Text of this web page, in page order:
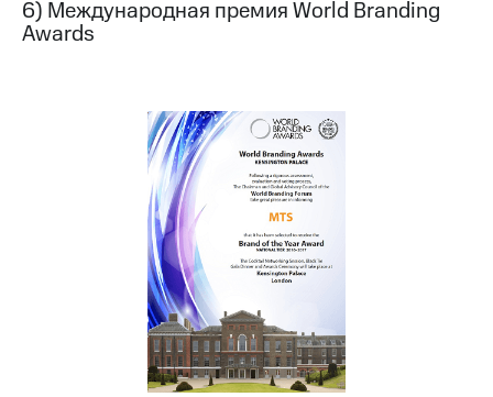
6) Международная премия World Branding
Awards